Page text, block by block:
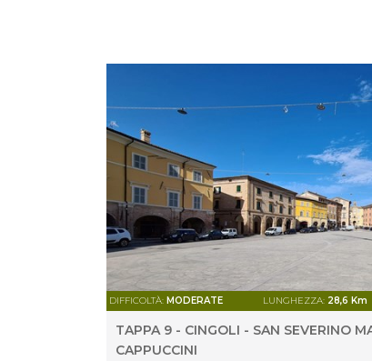
DIFFICOLTÀ: MODERATE LUNGHEZZA: 28,6 Km
TAPPA 9 - CINGOLI - SAN SEVERINO
CAPPUCCINI